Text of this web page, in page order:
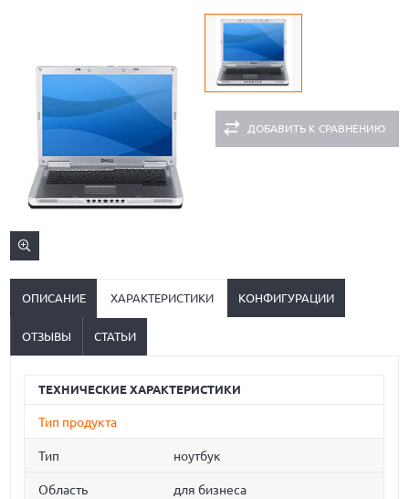
ДОБАВИТЬ К СРАВНЕНИЮ
ОПИСАНИЕ ХАРАКТЕРИСТИКИ КОНФИГУРАЦИИ
ОТЗЫВЫ СТАТЬИ
ТЕХНИЧЕСКИЕ ХАРАКТЕРИСТИКИ
Тип продукта
Тип ноутбук
Область
для бизнеса